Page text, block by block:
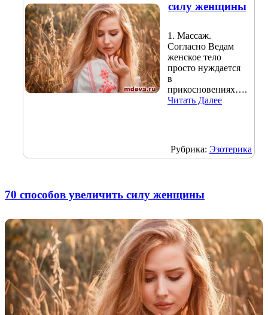
силу женщины
1. Массаж.
Согласно Ведам
женское тело
просто нуждается
в
прикосновениях….
Читать Далее
Рубрика: Эзотерика
70 способов увеличить силу женщины